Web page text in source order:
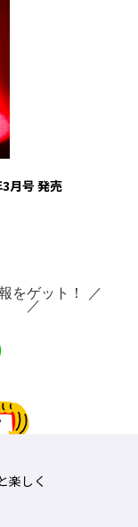
月号 発売
をゲット！ ／
楽しく